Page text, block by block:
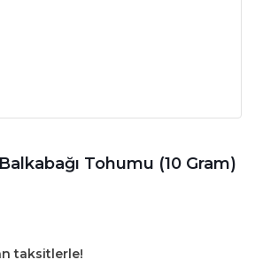
Balkabağı Tohumu (10 Gram)
taksitlerle!